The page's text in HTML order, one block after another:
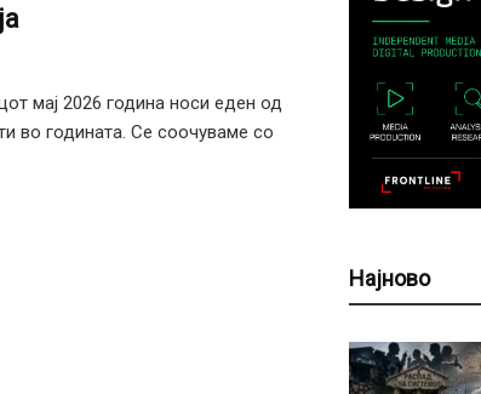
мај 2026 година носи еден од
во годината. Се соочуваме со
Најново